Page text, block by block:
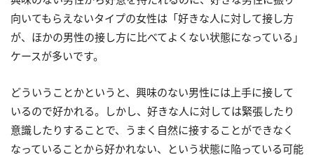
向いてもらえないタイプの女性は「好きな人に対して接し方
が、ほかの男性の接し方に比べてよくない状態になっている」
ケースが多いです。
どういうことかというと、興味のない男性には上手に接して
いるので好かれる。しかし、好きな人に対しては緊張したり
意識したりすることで、うまく自然に接することができなく
なっていることから好かれない、という状態に陥っている可能